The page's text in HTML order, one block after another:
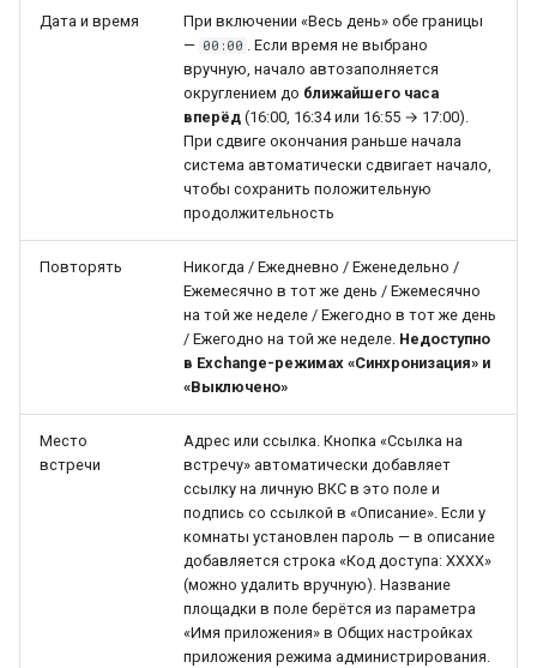
Дата и время
При включении «Весь день» обе границы
— 00:00 . Если время не выбрано
вручную, начало автозаполняется
округлением до ближайшего часа
вперёд (16:00, 16:34 или 16:55 → 17:00).
При сдвиге окончания раньше начала
система автоматически сдвигает начало,
чтобы сохранить положительную
продолжительность
Повторять
Никогда / Ежедневно / Еженедельно /
Ежемесячно в тот же день / Ежемесячно
на той же неделе / Ежегодно в тот же день
/ Ежегодно на той же неделе. Недоступно
в Exchange-режимах «Синхронизация» и
«Выключено»
Место
встречи
Адрес или ссылка. Кнопка «Ссылка на
встречу» автоматически добавляет
ссылку на личную ВКС в это поле и
подпись со ссылкой в «Описание». Если у
комнаты установлен пароль — в описание
добавляется строка «Код доступа: XXXX»
(можно удалить вручную). Название
площадки в поле берётся из параметра
«Имя приложения» в Общих настройках
приложения режима администрирования.